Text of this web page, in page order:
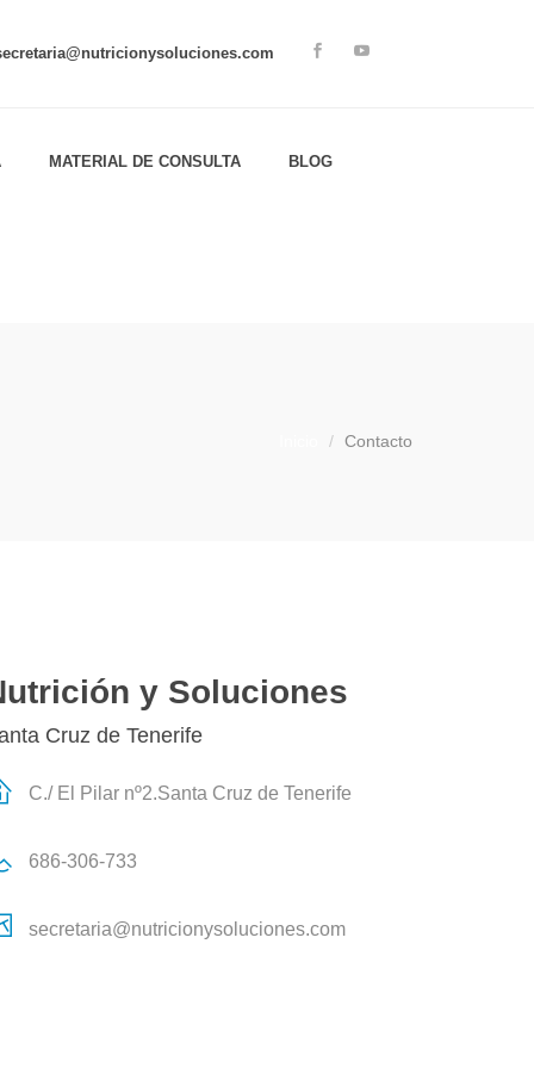
MATERIAL DE CONSULTA BLOG
Contacto
y Soluciones
Cruz de Tenerife
C./ El Pilar nº2.Santa Cruz de Tenerife
686-306-733
secretaria@nutricionysoluciones.com